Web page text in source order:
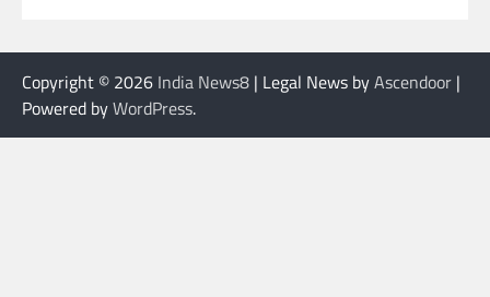
Copyright © 2026 India News8 | Legal News byAscendoor |
Powered byWordPress.